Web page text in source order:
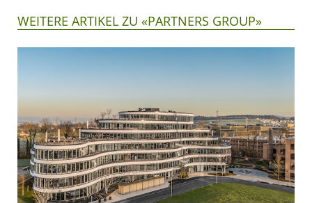
WEITERE ARTIKEL ZU «PARTNERS GROUP»